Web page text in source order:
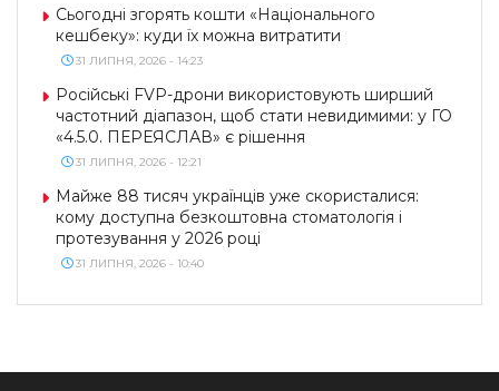
Сьогодні згорять кошти «Національного
кешбеку»: куди їх можна витратити
31 ЛИПНЯ, 2026 - 14:23
Російські FVP-дрони використовують ширший
частотний діапазон, щоб стати невидимими: у ГО
«4.5.0. ПЕРЕЯСЛАВ» є рішення
31 ЛИПНЯ, 2026 - 12:21
Майже 88 тисяч українців уже скористалися:
кому доступна безкоштовна стоматологія і
протезування у 2026 році
31 ЛИПНЯ, 2026 - 10:40